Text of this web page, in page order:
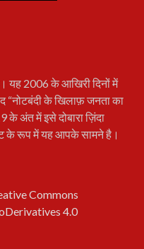
यह 2006 के आखिरी दिनों में
के खिलाफ़ जनता का
के अंत में इसे दोबारा ज़िंदा
के रूप में यह आपके सामने है।
Commons
4.0